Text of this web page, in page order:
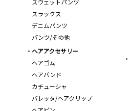
スウェットパンツ
スラックス
デニムパンツ
パンツ/その他
ヘアアクセサリー
ヘアゴム
ヘアバンド
カチューシャ
バレッタ/ヘアクリップ